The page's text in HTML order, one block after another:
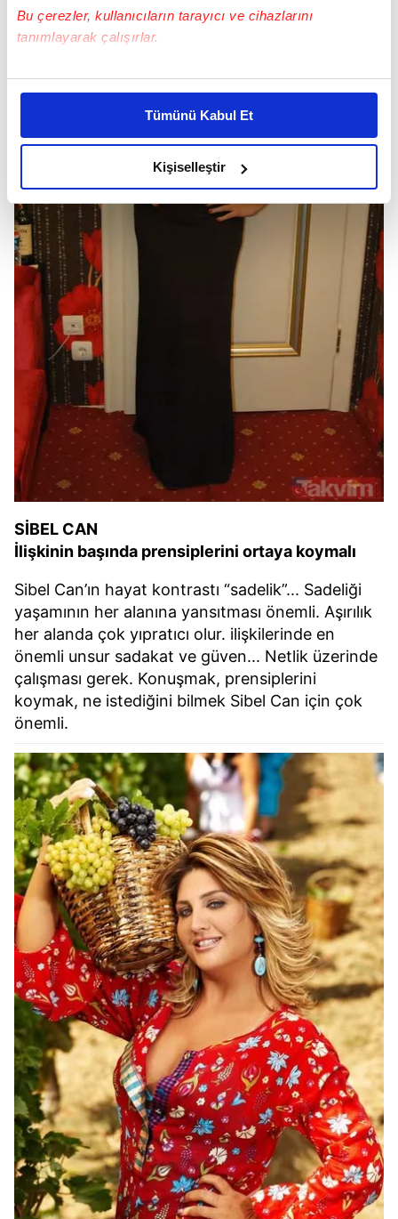
Bu çerezler, kullanıcıların tarayıcı ve cihazlarını
tanımlayarak çalışırlar.
Bu çerezlere izin vermeniz halinde sizlere özel
daha iyi reklam deneyimi yaşatabiliriz. Bunu yaparken
amacımızın size daha iyi bir reklam deneyimi sunmak
olduğunu ve sizlere en iyi içerikleri sunabilmek adına
elimizden gelen çabayı gösterdiğimizi ve bu noktada,
reklamların maliyetlerimizi karşılamak noktasında tek gelir
kalemimiz olduğunu sizlere hatırlatmak isteriz.
Her halükârda, kullanıcılar, bu çerezlere izin vermedikleri
takdirde, kullanıcılara hedefli reklamlar
gösterilmeyecektir."
Sizlere daha iyi bir hizmet sunabilmek için İnternet
Sitemizde kendimize ve üçüncü kişilere ait çerezler
kullanılmaktadır. Bu çerezler vasıtasıyla çeşitli kişisel
verileriniz işlenmekte olup gerekli olan çerezler bilgi
toplumu hizmetlerinin sunulması amacıyla
kullanılmaktadır. Diğer çerezler, sitemizin daha işlevsel
kılınması ve kişiselleştirilmesi ve sizlere yönelik
reklam/pazarlama faaliyetlerinin yapılması, amaçlarıyla
sınırlı olarak açık rızanız dahilinde kullanılacaktır.
vasıtasıyla belirleyebilirsiniz. Çerezlere ilişkin detaylı bilgi
için Ayarlar butonuna tıklayabilir,Çerez Bilgilendirme
Metnimiziziyaret edebilirsiniz.
6698 sayılı Kişisel Verilerin Korunması Kanunu uyarınca
hazırlanmış Aydınlatma Metnimizi okumak ve sitemizde
ilgili mevzuata uygun olarak kullanılan çerezlerle ilgili bilgi
almak için lütfentıklayınız.
Tümünü Kabul Et
Kişiselleştir
SİBEL CAN
İlişkinin başında prensiplerini ortaya koymalı
Sibel Can’ın hayat kontrastı “sadelik”... Sadeliği
yaşamının her alanına yansıtması önemli. Aşırılık
her alanda çok yıpratıcı olur. ilişkilerinde en
önemli unsur sadakat ve güven... Netlik üzerinde
çalışması gerek. Konuşmak, prensiplerini
koymak, ne istediğini bilmek Sibel Can için çok
önemli.